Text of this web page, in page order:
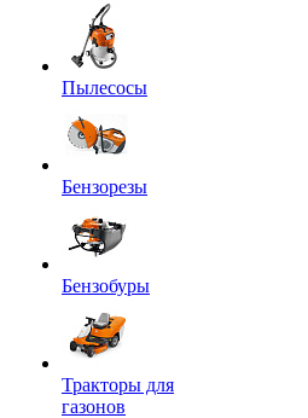
Пылесосы
Бензорезы
Бензобуры
Тракторы для
газонов